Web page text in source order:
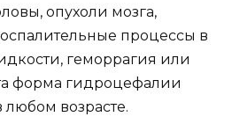
опухоли мозга,
процессы в
геморрагия или
форма гидроцефалии
любом возрасте.